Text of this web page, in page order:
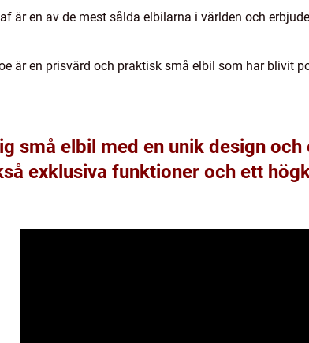
är en av de mest sålda elbilarna i världen och
är en prisvärd och praktisk små elbil som har blivit
små elbil med en unik design
exklusiva funktioner och ett